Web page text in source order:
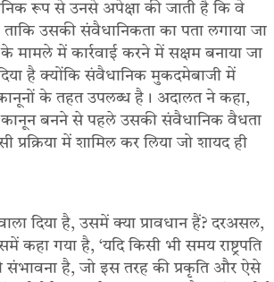
रूप से उनसे अपेक्षा की जाती है कि वे
उसकी संवैधानिकता का पता लगाया जा
में कार्रवाई करने में सक्षम बनाया जा
है क्योंकि संवैधानिक मुकदमेबाजी में
के तहत उपलब्ध है। अदालत ने कहा,
कानून बनने से पहले उसकी संवैधानिक वैधता
में शामिल कर लिया जो शायद ही
दिया है, उसमें क्‍या प्रावधान हैं? दरअसल,
गया है, ‘यदि किसी भी समय राष्ट्रपति
संभावना है, जो इस तरह की प्रकृति और ऐसे